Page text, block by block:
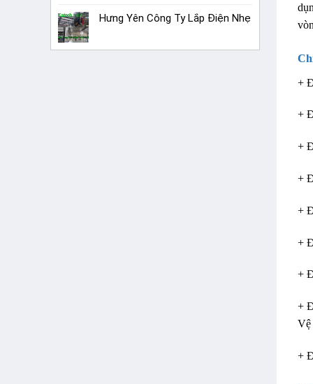
Hưng Yên Công Ty Lắp Điện Nhẹ
+
+
+
+
+
+
+
+
Vệ
+